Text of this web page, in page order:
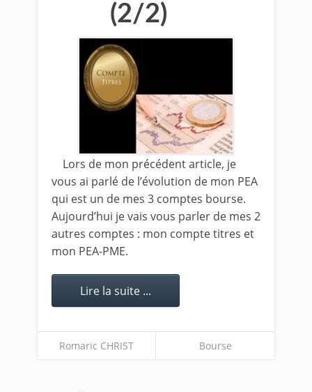
(2/2)
Lors de mon précédent article, je
vous ai parlé de l’évolution de mon PEA
qui est un de mes 3 comptes bourse.
Aujourd’hui je vais vous parler de mes 2
autres comptes : mon compte titres et
mon PEA-PME.
Lire la suite ...
Romaric CHRIST Bourse